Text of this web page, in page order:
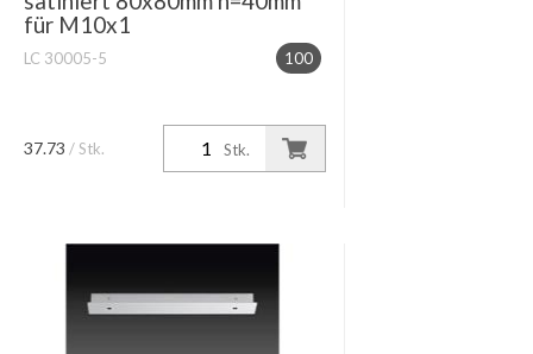
für M10x1
100
LC 30005-5
Stk.
37.73 / Stk.